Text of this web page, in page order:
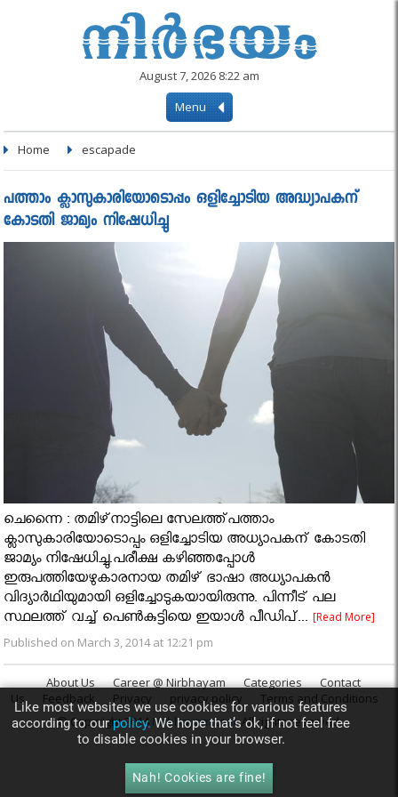
August 7, 2026 8:22 am
Menu
Home escapade
പത്താം ക്ലാസുകാരിയോടൊപ്പം ഒളിച്ചോടിയ അദ്ധ്യാപകന്
കോടതി ജാമ്യം നിഷേധിച്ചു
ചെന്നൈ : തമിഴ്‌നാട്ടിലെ സേലത്ത്പത്താം
ക്ലാസുകാരിയോടൊപ്പം ഒളിച്ചോടിയ അധ്യാപകന് കോടതി
ജാമ്യം നിഷേധിച്ചു.പരീക്ഷ കഴിഞ്ഞപ്പോൾ
ഇരുപത്തിയേഴുകാരനായ തമിഴ് ഭാഷാ അധ്യാപകൻ
വിദ്യാർഥിയുമായി ഒളിച്ചോടുകയായിരുന്നു. പിന്നീട് പല
സ്ഥലത്ത് വച്ച് പെണ്‍കുട്ടിയെ ഇയാൾ പീഡിപ്...[Read More]
Published on March 3, 2014 at 12:21 pm
About Us Career @ Nirbhayam Categories
Contact
Us
Feedback Privacy privacy policy
Terms and Conditions
© Copyright 2014 Nirbhayam.com. All rights reserved.
Like most websites we use cookies for various features
according to ourpolicy.We hope that’s ok, if not feel free
to disable cookies in your browser.
Nah! Cookies are fine!